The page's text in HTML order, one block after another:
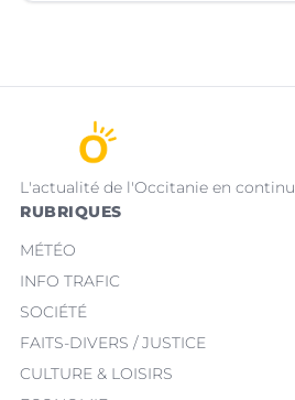
L'actualité de l'Occitanie en continu
RUBRIQUES
MÉTÉO
INFO TRAFIC
SOCIÉTÉ
FAITS-DIVERS / JUSTICE
CULTURE & LOISIRS